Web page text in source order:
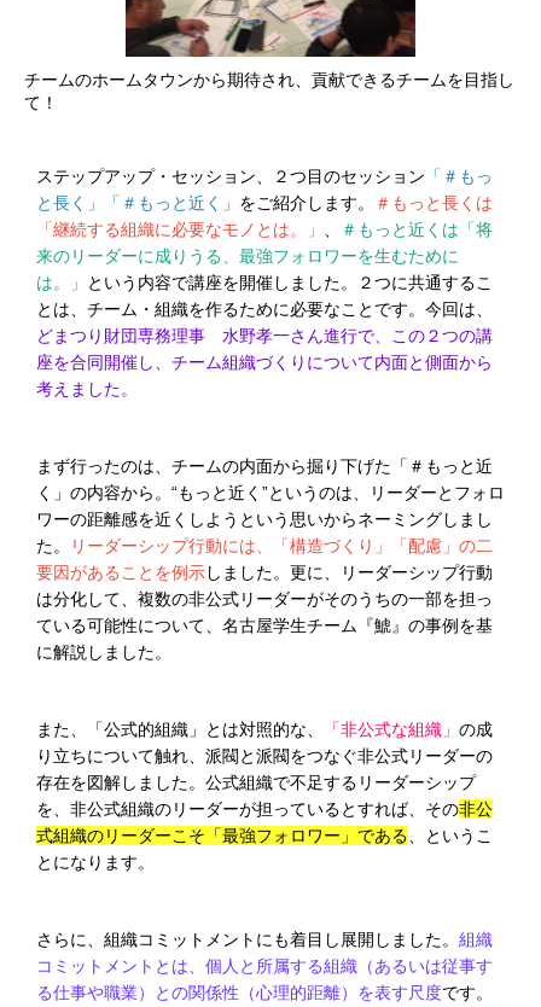
チームのホームタウンから期待され、貢献できるチームを目指し
て！
ステップアップ・セッション、２つ目のセッション 「＃もっ
と長く」「＃もっと近く」 をご紹介します。
＃もっと長くは
「継続する組織に必要なモノとは。」
＃もっと近くは「将
来のリーダーに成りうる、最強フォロワーを生むために
は。」
という内容で講座を開催しました。２つに共通するこ
とは、チーム・組織を作るために必要なことです。今回は、
どまつり財団専務理事 水野孝一さん進行で、この２つの講
座を合同開催し、チーム組織づくりについて内面と側面から
考えました。
まず行ったのは、チームの内面から掘り下げた「＃もっと近
く」の内容から。“もっと近く”というのは、リーダーとフォロ
ワーの距離感を近くしようという思いからネーミングしまし
た。
リーダーシップ行動には、「構造づくり」「配慮」の二
要因があることを例示しました。更に、リーダーシップ行動
は分化して、複数の非公式リーダーがそのうちの一部を担っ
ている可能性について、名古屋学生チーム『鯱』の事例を基
に解説しました。
また、「公式的組織」とは対照的な、 「非公式な組織」 の成
り立ちについて触れ、派閥と派閥をつなぐ非公式リーダーの
存在を図解しました。公式組織で不足するリーダーシップ
を、非公式組織のリーダーが担っているとすれば、その非公
式組織のリーダーこそ「最強フォロワー」である 、というこ
とになります。
さらに、組織コミットメントにも着目し展開しました。 組織
コミットメントとは、個人と所属する組織（あるいは従事す
る仕事や職業）との関係性（心理的距離）を表す尺度です。